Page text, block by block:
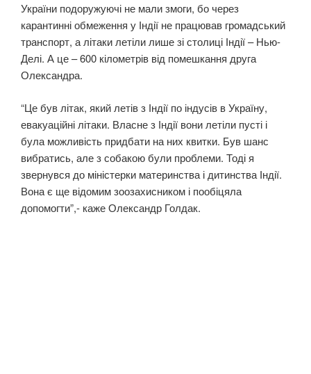
України подоружуючі не мали змоги, бо через
карантинні обмеження у Індії не працював громадський
транспорт, а літаки летіли лише зі столиці Індії – Нью-
Делі. А це – 600 кілометрів від помешкання друга
Олександра.
“Це був літак, який летів з Індії по індусів в Україну,
евакуаційні літаки. Власне з Індії вони летіли пусті і
була можливість придбати на них квитки. Був шанс
вибратись, але з собакою були проблеми. Тоді я
звернувся до міністерки материнства і дитинства Індії.
Вона є ще відомим зоозахисником і пообіцяла
допомогти”,- каже Олександр Голдак.